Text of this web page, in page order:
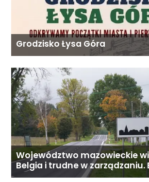
Grodzisko Łysa Góra
Województwo mazowieckie
Belgia i trudne w zarządzaniu.
proponują podział centralnej